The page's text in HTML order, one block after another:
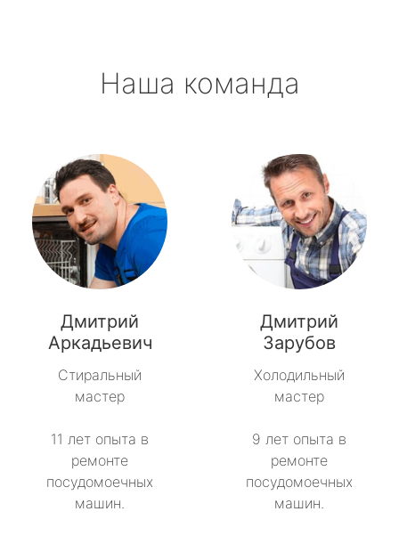
Наша команда
Дмитрий
Аркадьевич
Стиральный
мастер
11 лет опыта в
ремонте
посудомоечных
машин.
Дмитрий
Зарубов
Холодильный
мастер
9 лет опыта в
ремонте
посудомоечных
машин.